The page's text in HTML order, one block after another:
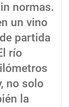
normas.
un vino
partida
río
no solo
la